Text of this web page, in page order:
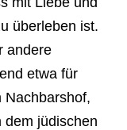
überleben ist.
andere
etwa für
Nachbarshof,
dem jüdischen